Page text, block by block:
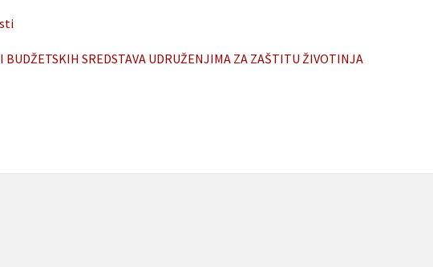
BUDŽETSKIH SREDSTAVA UDRUŽENJIMA ZA ZAŠTITU ŽIVOTINJA